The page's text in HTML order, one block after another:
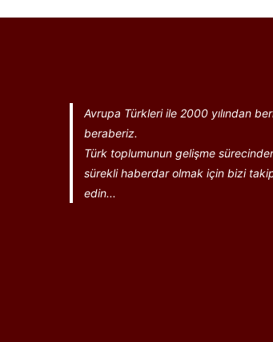
Avrupa Türkleri ile 2000 yılından
beraberiz.
Türk toplumunun gelişme
sürekli haberdar olmak için bizi
edin...